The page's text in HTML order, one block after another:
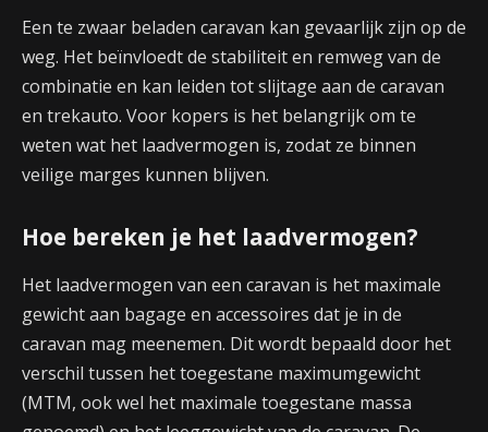
Een te zwaar beladen caravan kan gevaarlijk zijn op de
weg. Het beïnvloedt de stabiliteit en remweg van de
combinatie en kan leiden tot slijtage aan de caravan
en trekauto. Voor kopers is het belangrijk om te
weten wat het laadvermogen is, zodat ze binnen
veilige marges kunnen blijven.
Hoe bereken je het laadvermogen?
Het laadvermogen van een caravan is het maximale
gewicht aan bagage en accessoires dat je in de
caravan mag meenemen. Dit wordt bepaald door het
verschil tussen het toegestane maximumgewicht
(MTM, ook wel het maximale toegestane massa